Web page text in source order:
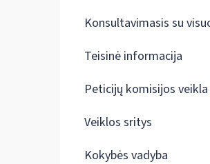
Konsultavimasis su
Teisinė informacija
Peticijų komisijos veikla
Veiklos sritys
Kokybės vadyba